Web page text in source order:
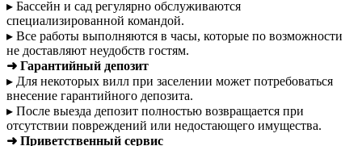
▸ Бассейн и сад регулярно обслуживаются
специализированной командой.
▸ Все работы выполняются в часы, которые по возможности
не доставляют неудобств гостям.
➜ Гарантийный депозит
▸ Для некоторых вилл при заселении может потребоваться
внесение гарантийного депозита.
▸ После выезда депозит полностью возвращается при
отсутствии повреждений или недостающего имущества.
➜ Приветственный сервис